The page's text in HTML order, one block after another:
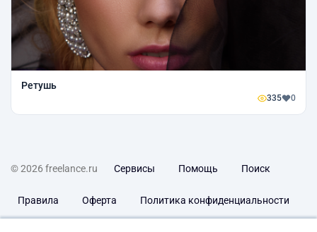
Ретушь
335 0
© 2026 freelance.ru Сервисы Помощь Поиск
Правила Оферта Политика конфиденциальности